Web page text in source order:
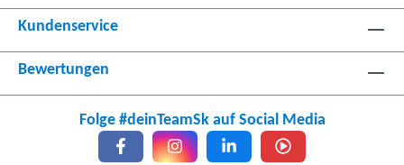
Kundenservice
Bewertungen
Folge #deinTeamSk auf Social Media